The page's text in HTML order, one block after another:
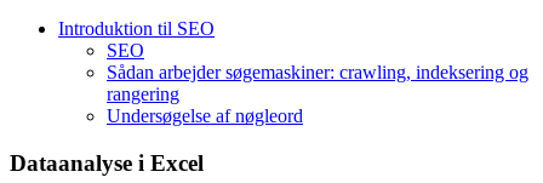
Introduktion til SEO
SEO
Sådan arbejder søgemaskiner: crawling, indeksering og
rangering
Undersøgelse af nøgleord
Dataanalyse i Excel